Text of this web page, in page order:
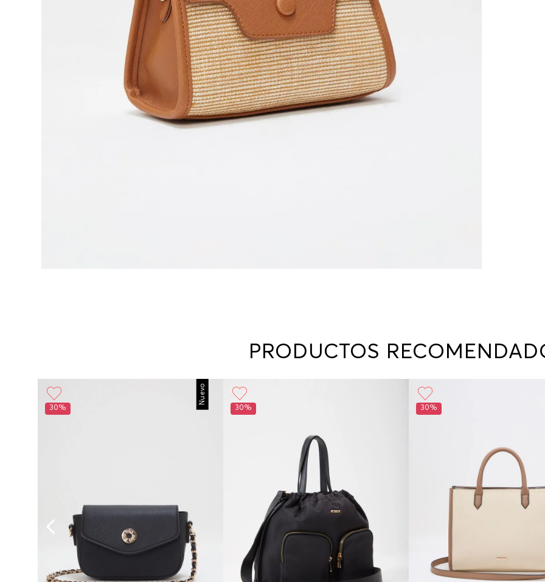
PRODUCTOS
Nuevo
30% 30% 30%